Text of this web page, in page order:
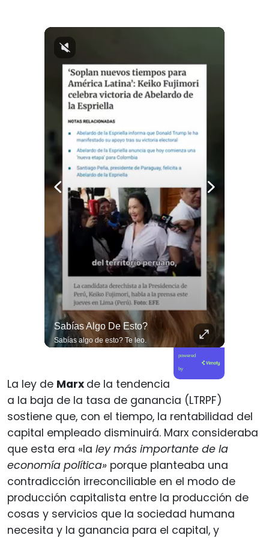
Sabías Algo De Esto?
Sabías algo de esto? Te leo.
powered
by
La ley de Marx de la tendencia
a la baja de la tasa de ganancia (LTRPF)
sostiene que, con el tiempo, la rentabilidad del
capital empleado disminuirá. Marx consideraba
que esta era «la ley más importante de la
economía política» porque planteaba una
contradicción irreconciliable en el modo de
producción capitalista entre la producción de
cosas y servicios que la sociedad humana
necesita y la ganancia para el capital, y